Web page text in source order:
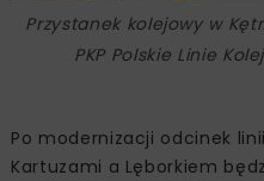
Przystanek kolejowy w
PKP Polskie Linie
Po modernizacji odcinek
Kartuzami a Lęborkiem